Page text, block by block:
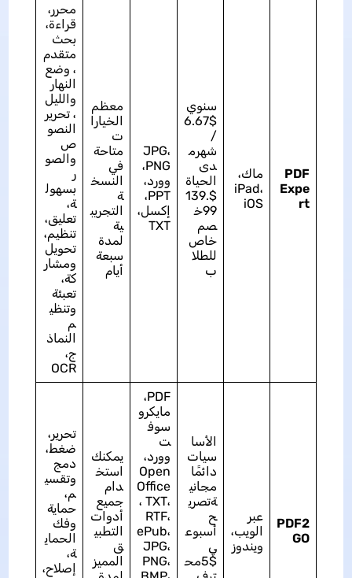
PDF
Expe
rt
ماك،
iPad،
iOS
سنوي
$6.67
/
شهرم
دى
الحياة
$139.
99خ
صم
خاص
للطلا
ب
JPG،
PNG،
وورد،
PPT،
إكسل،
TXT
معظم
الخيارا
ت
متاحة
في
النسخ
ة
التجريب
ية
لمدة
سبعة
أيام
محرر،
قراءة،
بحث
متقدم
، وضع
النهار
والليل
، تحرير
النصو
ص
والصو
ر
بسهول
ة،
تعليق،
تنظيم،
تحويل
ومشار
كة،
تعبئة
وتنظي
م
النماذ
ج،
OCR
PDF2
GO
عبر
الويب،
ويندوز
الأسا
سيات
دائمًا
مجاني
ةتصري
ح
أسبوع
ي
$5مح
PDF،
مايكرو
سوف
ت
وورد،
Open
Office
، TXT،
RTF،
ePub،
JPG،
PNG،
يمكنك
استخ
دام
جميع
أدوات
التطبي
ق
المميز
تحرير،
ضغط،
دمج
وتقسي
م،
حماية
وفك
الحماي
ة،
إصلاح،